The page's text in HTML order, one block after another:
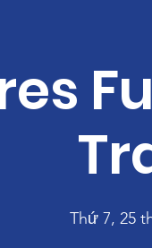
Thứ 7, 25